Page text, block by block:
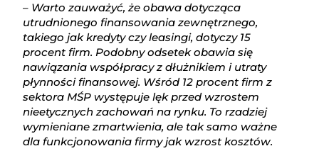
– Warto zauważyć, że obawa dotycząca
utrudnionego finansowania zewnętrznego,
takiego jak kredyty czy leasingi, dotyczy 15
procent firm. Podobny odsetek obawia się
nawiązania współpracy z dłużnikiem i utraty
płynności finansowej. Wśród 12 procent firm z
sektora MŚP występuje lęk przed wzrostem
nieetycznych zachowań na rynku. To rzadziej
wymieniane zmartwienia, ale tak samo ważne
dla funkcjonowania firmy jak wzrost kosztów.